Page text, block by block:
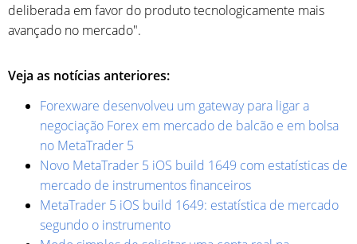
deliberada em favor do produto tecnologicamente mais
avançado no mercado".
Veja as notícias anteriores:
Forexware desenvolveu um gateway para ligar a
negociação Forex em mercado de balcão e em bolsa
no MetaTrader 5
Novo MetaTrader 5 iOS build 1649 com estatísticas de
mercado de instrumentos financeiros
MetaTrader 5 iOS build 1649: estatística de mercado
segundo o instrumento